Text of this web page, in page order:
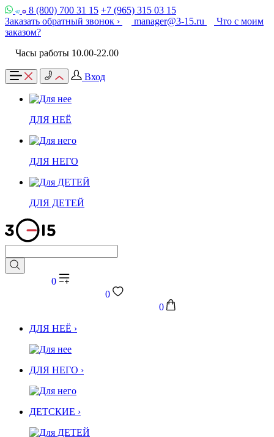
8 (800) 700 31 15 +7 (965) 315 03 15
Заказать обратный звонок ›
manager@3-15.ru
Что с моим
заказом?
Часы работы 10.00-22.00
Вход
ДЛЯ НЕЁ
ДЛЯ НЕГО
ДЛЯ ДЕТЕЙ
0
0
0
ДЛЯ НЕЁ ›
ДЛЯ НЕГО ›
ДЕТСКИЕ ›